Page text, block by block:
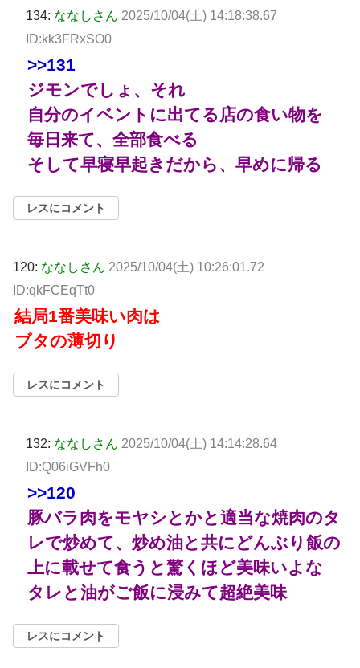
134: ななしさん 2025/10/04(土) 14:18:38.67
ID:kk3FRxSO0
>>131
ジモンでしょ、それ
自分のイベントに出てる店の食い物を
毎日来て、全部食べる
そして早寝早起きだから、早めに帰る
レスにコメント
120: ななしさん 2025/10/04(土) 10:26:01.72
ID:qkFCEqTt0
結局1番美味い肉は
ブタの薄切り
レスにコメント
132: ななしさん 2025/10/04(土) 14:14:28.64
ID:Q06iGVFh0
>>120
豚バラ肉をモヤシとかと適当な焼肉のタ
レで炒めて、炒め油と共にどんぶり飯の
上に載せて食うと驚くほど美味いよな
タレと油がご飯に浸みて超絶美味
レスにコメント